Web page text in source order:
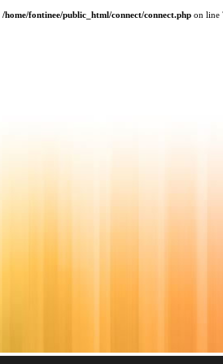
/home/fontinee/public_html/connect/connect.php on line